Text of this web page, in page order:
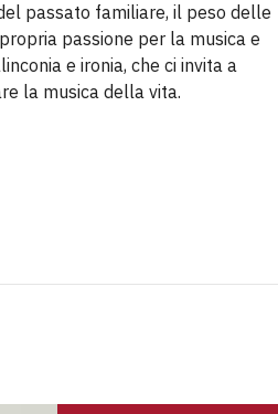
passato familiare, il peso delle
passione per la musica e
e ironia, che ci invita a
la musica della vita.